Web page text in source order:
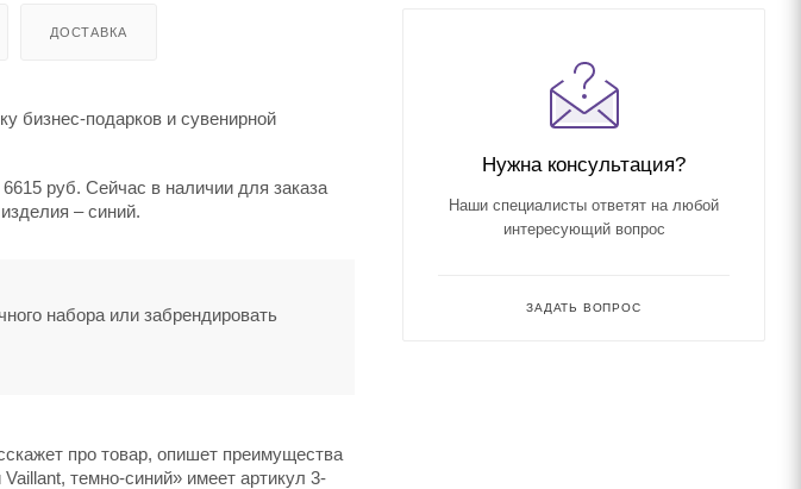
ДОСТАВКА
бизнес-подарков и сувенирной
руб. Сейчас в наличии для заказа
– синий.
набора или забрендировать
про товар, опишет преимущества
темно-синий» имеет артикул 3-
Нужна консультация?
Наши специалисты ответят на любой
интересующий вопрос
ЗАДАТЬ ВОПРОС